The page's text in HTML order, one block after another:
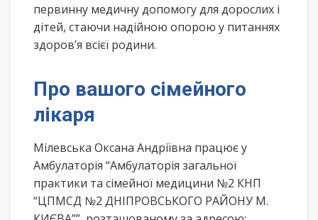
первинну медичну допомогу для дорослих і
дітей, стаючи надійною опорою у питаннях
здоров’я всієї родини.
Про вашого сімейного
лікаря
Мілевська Оксана Андріївна працює у
Амбулаторія “Амбулаторія загальної
практики та сімейної медицини №2 КНП
“ЦПМСД №2 ДНІПРОВСЬКОГО РАЙОНУ М.